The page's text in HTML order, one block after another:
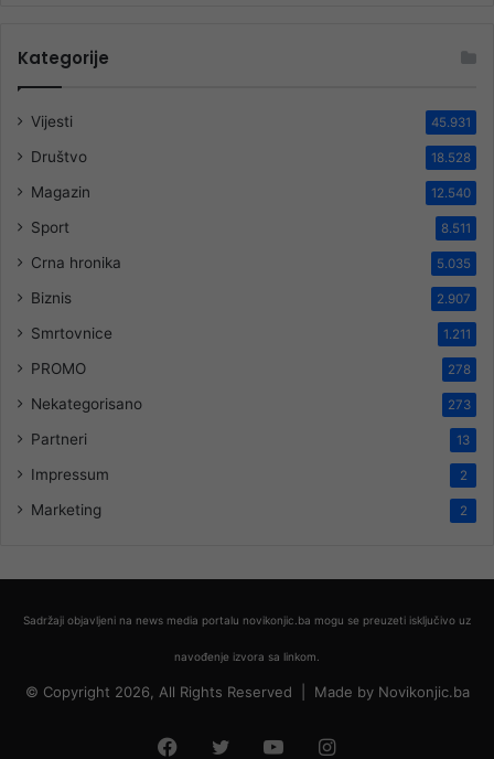
Kategorije
Vijesti 45.931
Društvo 18.528
Magazin 12.540
Sport 8.511
Crna hronika 5.035
Biznis 2.907
Smrtovnice 1.211
PROMO 278
Nekategorisano 273
Partneri 13
Impressum 2
Marketing 2
Sadržaji objavljeni na news media portalu novikonjic.ba mogu se preuzeti isključivo uz
navođenje izvora sa linkom.
© Copyright 2026, All Rights Reserved | Made by Novikonjic.ba
Facebook
TwitterYouTubeInstagram